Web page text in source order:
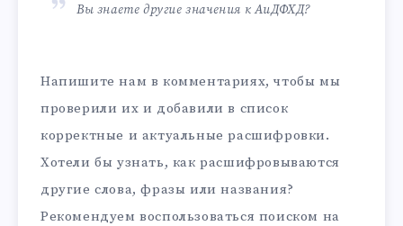
Вы знаете другие значения к АиДФХД?
Напишите нам в комментариях, чтобы мы
проверили их и добавили в список
корректные и актуальные расшифровки.
Хотели бы узнать, как расшифровываются
другие слова, фразы или названия?
Рекомендуем воспользоваться поиском на